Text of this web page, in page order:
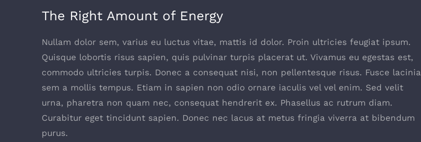
The Right Amount of Energy
Nullam dolor sem, varius eu luctus vitae, mattis id dolor. Proin ultricies feugiat ipsum.
Quisque lobortis risus sapien, quis pulvinar turpis placerat ut. Vivamus eu egestas est,
commodo ultricies turpis. Donec a consequat nisi, non pellentesque risus. Fusce lacinia
sem a mollis tempus. Etiam in sapien non odio ornare iaculis vel vel enim. Sed velit
urna, pharetra non quam nec, consequat hendrerit ex. Phasellus ac rutrum diam.
Curabitur eget tincidunt sapien. Donec nec lacus at metus fringia viverra at bibendum
purus.